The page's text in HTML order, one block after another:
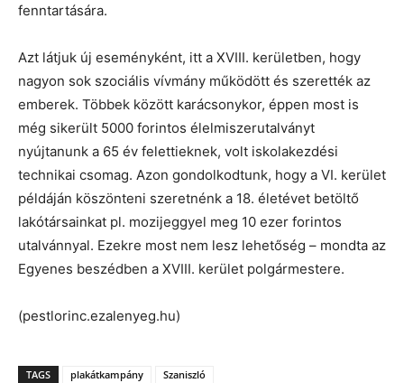
fenntartására.
Azt látjuk új eseményként, itt a XVIII. kerületben, hogy
nagyon sok szociális vívmány működött és szerették az
emberek. Többek között karácsonykor, éppen most is
még sikerült 5000 forintos élelmiszerutalványt
nyújtanunk a 65 év felettieknek, volt iskolakezdési
technikai csomag. Azon gondolkodtunk, hogy a VI. kerület
példáján köszönteni szeretnénk a 18. életévet betöltő
lakótársainkat pl. mozijeggyel meg 10 ezer forintos
utalvánnyal. Ezekre most nem lesz lehetőség – mondta az
Egyenes beszédben a XVIII. kerület polgármestere.
(pestlorinc.ezalenyeg.hu)
TAGS plakátkampány Szaniszló